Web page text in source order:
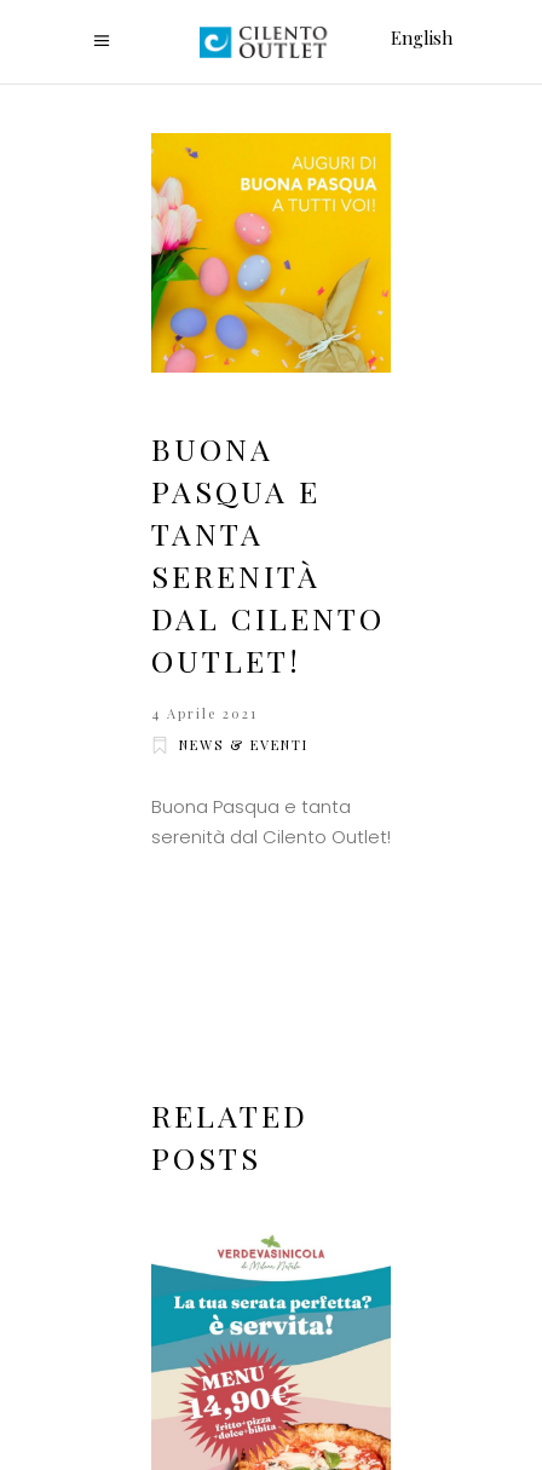
English
BUONA
PASQUA E
TANTA
SERENITÀ
DAL CILENTO
OUTLET!
4 Aprile 2021
NEWS & EVENTI
Buona Pasqua e tanta
serenità dal Cilento Outlet!
RELATED
POSTS